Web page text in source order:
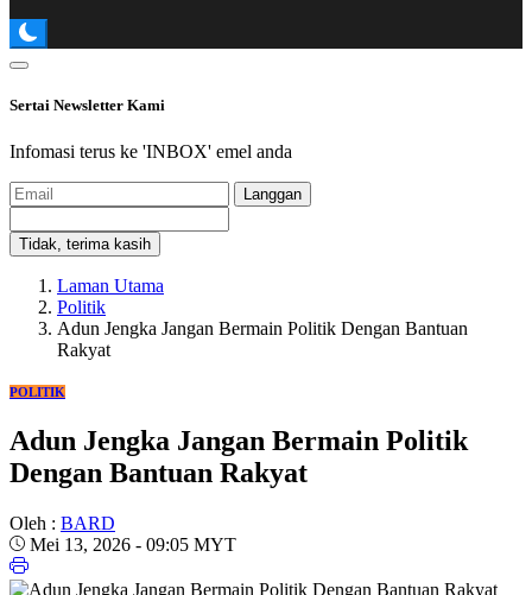
Sertai Newsletter Kami
Infomasi terus ke 'INBOX' emel anda
Langgan
Tidak, terima kasih
Laman Utama
Politik
Adun Jengka Jangan Bermain Politik Dengan Bantuan
Rakyat
POLITIK
Adun Jengka Jangan Bermain Politik
Dengan Bantuan Rakyat
Oleh : BARD
Mei 13, 2026 - 09:05 MYT